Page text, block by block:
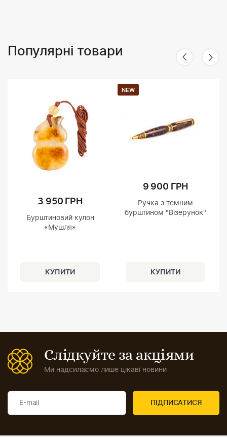
Популярні товари
3 950 ГРН
Бурштиновий кулон
«Мушля»
NEW
9 900 ГРН
Ручка з темним
бурштином "Візерунок"
Слідкуйте за акціями
Ми надсилаємо лише цікаві новини